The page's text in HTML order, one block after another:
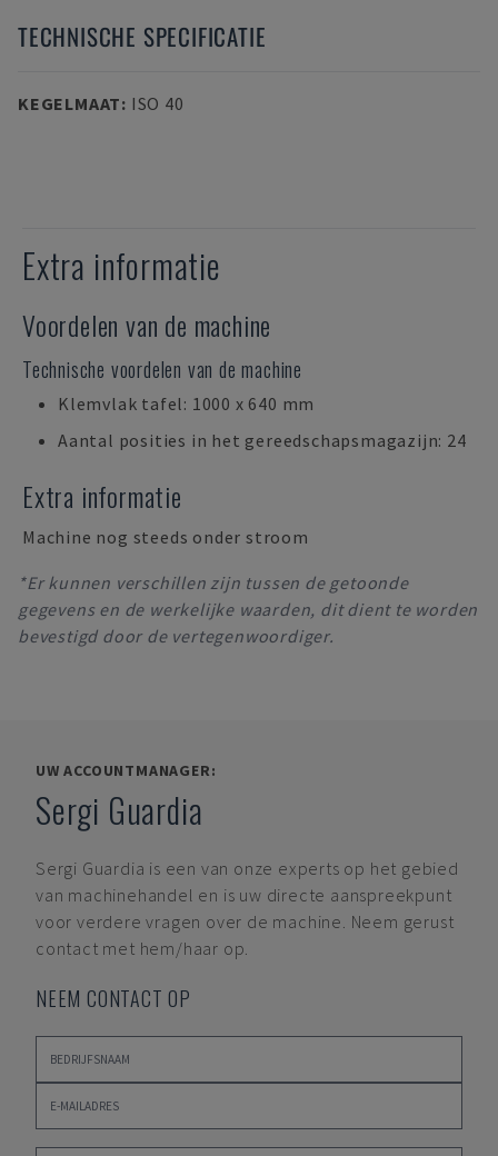
TECHNISCHE SPECIFICATIE
KEGELMAAT: ISO 40
Extra informatie
Voordelen van de machine
Technische voordelen van de machine
Klemvlak tafel: 1000 x 640 mm
Aantal posities in het gereedschapsmagazijn: 24
Extra informatie
Machine nog steeds onder stroom
*Er kunnen verschillen zijn tussen de getoonde
gegevens en de werkelijke waarden, dit dient te worden
bevestigd door de vertegenwoordiger.
UW ACCOUNTMANAGER:
Sergi Guardia
Sergi Guardia is een van onze experts op het gebied
van machinehandel en is uw directe aanspreekpunt
voor verdere vragen over de machine. Neem gerust
contact met hem/haar op.
NEEM CONTACT OP